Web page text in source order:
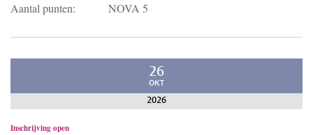
Aantal punten:
NOVA 5
26
OKT
2026
Inschrijving open